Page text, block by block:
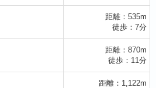
距離：535m
徒歩：7分
距離：870m
徒歩：11分
距離：1,122m